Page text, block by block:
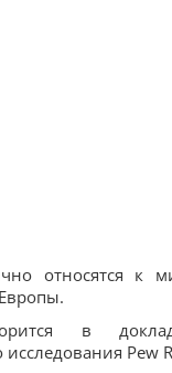
относятся к
в
исследования Pew